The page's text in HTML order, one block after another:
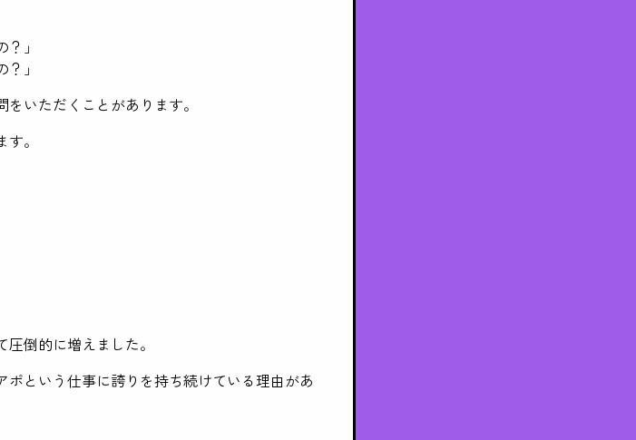
」
」
いただくことがあります。
。
倒的に増えました。
という仕事に誇りを持ち続けている理由があ